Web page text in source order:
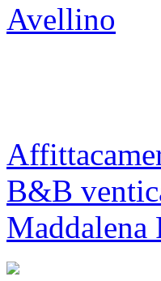
Avellino
B&B
Maddalena